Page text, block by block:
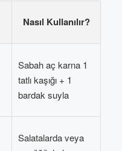
Nasıl Kullanılır?
Sabah aç karna 1
tatlı kaşığı + 1
bardak suyla
Salatalarda veya